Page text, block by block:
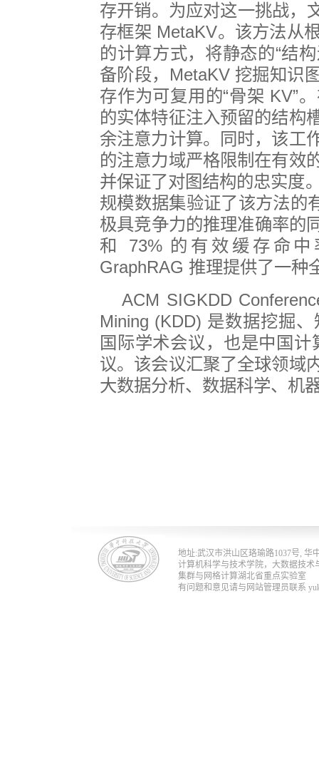
存开销。为应对这一挑战，
存框架 MetaKV。该方法从
的计算方式，将静态的“结
备阶段， MetaKV 挖掘知识
存作为可复用的“骨架 KV”
的实体特征注入预留的结构
余注意力计算。同时，该工
的注意力域严格限制在有效
并保证了对图结构的忠实度
规模数据集验证了该方法的
极具竞争力的推理准确率的
和
73% 的有效缓存命
GraphRAG 推理提供了一种
ACM SIGKDD
Mining (KDD) 是数据挖掘
国际学术会议，也是中国计
议。该会议汇聚了全球领域
大数据分析、数据科学、机
地址:武汉市洪山区珞瑜路1037号, 华
计算机科学与技术学院，大数据技
集群与网格计算湖北省重点实验室
有问题和意见请与网站管理员联系